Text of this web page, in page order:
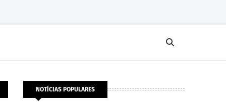
NOTÍCIAS POPULARES